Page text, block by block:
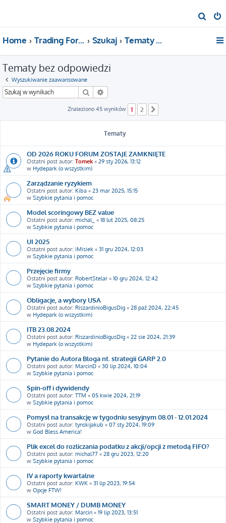
z
Home Trading For a Living Szukaj Tematy bez odpowiedzi
Tematy bez odpowiedzi
Wyszukiwanie zaawansowane
Szukaj
Znaleziono 45 wyników 1 2
Tematy
OD 2026 ROKU FORUM ZOSTAJE ZAMKNIĘTE
Ostatni post autor: Tomek « 29 sty 2026, 13:12
w Hydepark (o wszystkim)
Zarządzanie ryzykiem
Ostatni post autor: Kiba « 23 mar 2025, 15:15
w Szybkie pytania i pomoc
Model scoringowy BEZ value
Ostatni post autor: michal_ « 18 lut 2025, 08:25
w Szybkie pytania i pomoc
UI 2025
Ostatni post autor: iMisiek « 31 gru 2024, 12:03
w Szybkie pytania i pomoc
Przejęcie firmy
Ostatni post autor: RobertStelar « 10 gru 2024, 12:42
w Szybkie pytania i pomoc
Obligacje, a wybory USA
Ostatni post autor: RiszardinioBigusDig « 28 paź 2024, 22:45
w Hydepark (o wszystkim)
ITB 23.08.2024
Ostatni post autor: RiszardinioBigusDig « 22 sie 2024, 21:39
w Hydepark (o wszystkim)
Pytanie do Autora Bloga nt. strategii GARP 2.0
Ostatni post autor: MarcinD « 30 lip 2024, 10:04
w Szybkie pytania i pomoc
Spin-off i dywidendy
Ostatni post autor: TTM « 05 kwie 2024, 21:19
w Szybkie pytania i pomoc
Pomysł na transakcję w tygodniu sesyjnym 08.01 - 12.01.2024
Ostatni post autor: tynskijakub « 07 sty 2024, 19:09
w God Bless America!
Plik excel do rozliczania podatku z akcji/opcji z metodą FIFO?
Ostatni post autor: michal77 « 28 gru 2023, 12:20
w Szybkie pytania i pomoc
IV a raporty kwartalne
Ostatni post autor: KWK « 31 lip 2023, 19:54
w Opcje FTW!
SMART MONEY / DUMB MONEY
Ostatni post autor: Marcin « 19 lip 2023, 13:51
w Szybkie pytania i pomoc